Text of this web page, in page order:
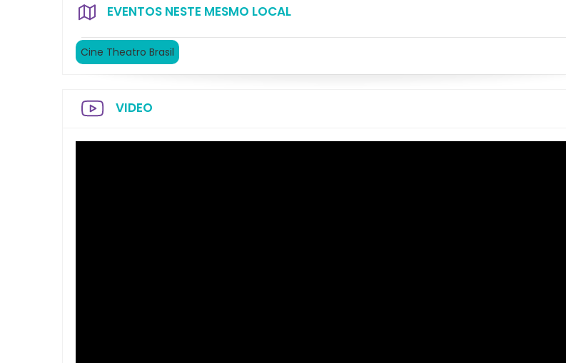
EVENTOS NESTE MESMO LOCAL
Cine Theatro Brasil
VIDEO